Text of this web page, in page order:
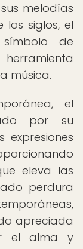
melodías
los siglos, el
de
música.
el
por su
eleva las
perdura
apreciada
el alma y